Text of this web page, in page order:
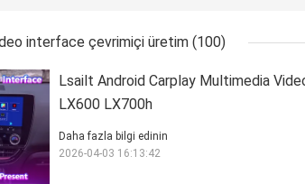
interface çevrimiçi üretim (100)
Lsailt Android Carplay Multimedia
LX600 LX700h
Daha fazla bilgi edinin
2026-04-03 16:13:42